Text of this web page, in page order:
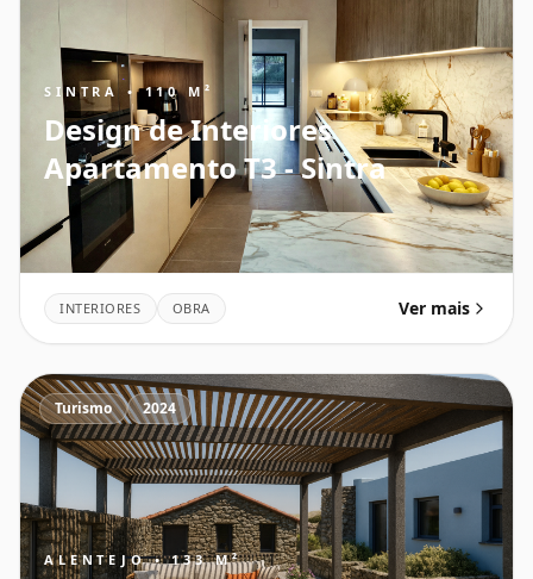
SINTRA • 110 M²
Design de Interiores
Apartamento T3 - Sintra
INTERIORES OBRA Ver mais
Turismo 2024
ALENTEJO • 133 M²